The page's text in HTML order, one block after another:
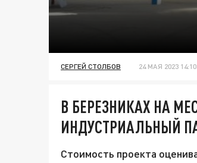
СЕРГЕЙ СТОЛБОВ 24 МАЯ 2023 14:10
В БЕРЕЗНИКАХ НА
ИНДУСТРИАЛЬНЫЙ
Стоимость проекта